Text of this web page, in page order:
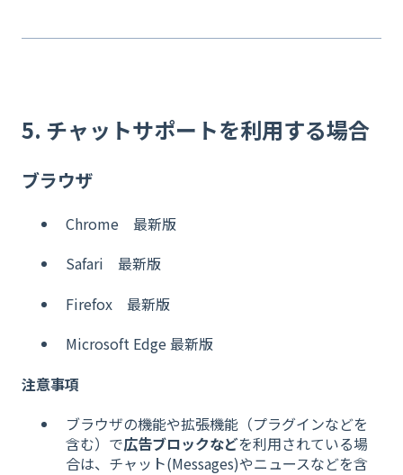
5. チャットサポートを利用する場合
ブラウザ
Chrome 最新版
Safari 最新版
Firefox 最新版
Microsoft Edge 最新版
注意事項
ブラウザの機能や拡張機能（プラグインなどを
含む）で広告ブロックなどを利用されている場
合は、チャット(Messages)やニュースなどを含